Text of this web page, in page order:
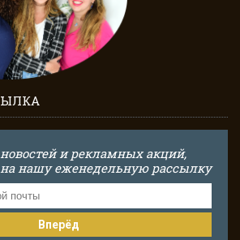
и рекламных акций,
нашу еженедельную рассылку
Вперёд